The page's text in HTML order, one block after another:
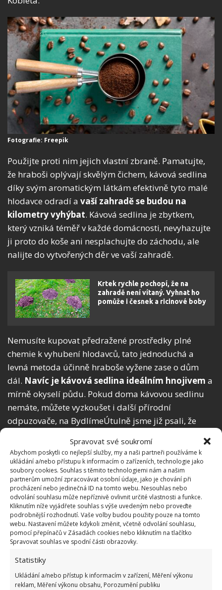
Spravovat své soukromí
Abychom poskytli co nejlepší služby, my a naši partneři používáme k
ukládání a/nebo přístupu k informacím o zařízeních, technologie jako
soubory cookies. Souhlas s těmito technologiemi nám a našim
partnerům umožní zpracovávat osobní údaje, jako je chování při
procházení nebo jedinečná ID na tomto webu. Nesouhlas nebo
odvolání souhlasu může nepříznivě ovlivnit určité vlastnosti a funkce.
Kliknutím níže vyjádřete souhlas s výše uvedeným nebo proveďte
podrobnější rozhodnutí. Vaše volby budou použity pouze na tomto
webu. Nastavení můžete kdykoli změnit, včetně odvolání souhlasu,
pomocí přepínačů v Zásadách cookies nebo kliknutím na tlačítko
Spravovat souhlas ve spodní části obrazovky.
Statistiky
Ukládání a/nebo přístup k informacím v zařízení, Měření výkonu
reklam, Měření výkonu obsahu, Porozumění publiku
Fotografie: Freepik
Použijte proti nim jejich vlastní zbraně. Pamatujte,
že hraboši oplývají skvělým čichem, kávová sedlina
díky svým aromatickým látkám efektivně tyto malé
hlodavce odradí a vaší zahradě se budou na
kilometry vyhýbat. Kávová sedlina je zbytkem,
který vzniká téměř v každé domácnosti, nevyhazujte
ji proto do koše ani nesplachujte do záchodu, ale
nalijte do vytvořených děr ve vaší zahradě.
Krtek rychle pochopí, že na
zahradě není vítaný. Vyhnat ho
pomůže i česnek a ricinové boby
Nemusíte kupovat předražené prostředky plné
chemie k vyhubení hlodavců, tato jednoduchá a
levná metoda účinně hraboše vyžene zase o dům
dál. Navíc je kávová sedlina ideálním hnojivem a
mírně okyselí půdu. Pokud doma kávovou sedlinu
nemáte, můžete vyzkoušet i další přírodní
odpuzovače, na BydlímeÚtulně jsme již psali, že